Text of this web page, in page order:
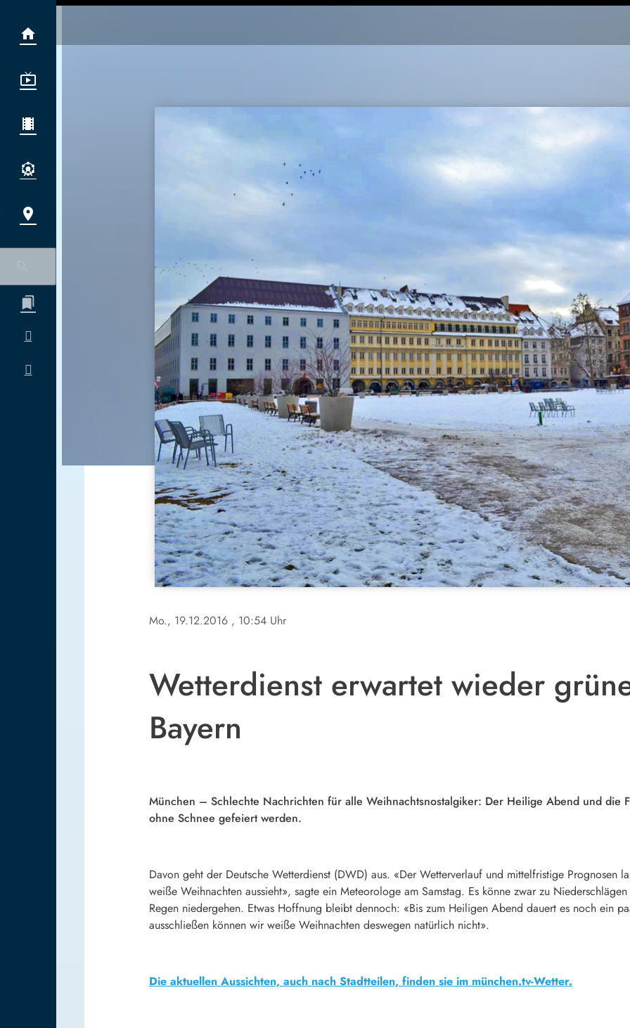
Mo., 19.12.2016 , 10:54 Uhr
Wetterdienst erwartet wieder
Bayern
München – Schlechte Nachrichten für alle Weihnachtsnostalgiker: Der Heilige Abend und die
ohne Schnee gefeiert werden.
Davon geht der Deutsche Wetterdienst (DWD) aus. «Der Wetterverlauf und mittelfristige Prognosen
weiße Weihnachten aussieht», sagte ein Meteorologe am Samstag. Es könne zwar zu
Regen niedergehen. Etwas Hoffnung bleibt dennoch: «Bis zum Heiligen Abend dauert es noch ein
ausschließen können wir weiße Weihnachten deswegen natürlich nicht».
Die aktuellen Aussichten, auch nach Stadtteilen, finden sie im münchen.tv-Wetter.